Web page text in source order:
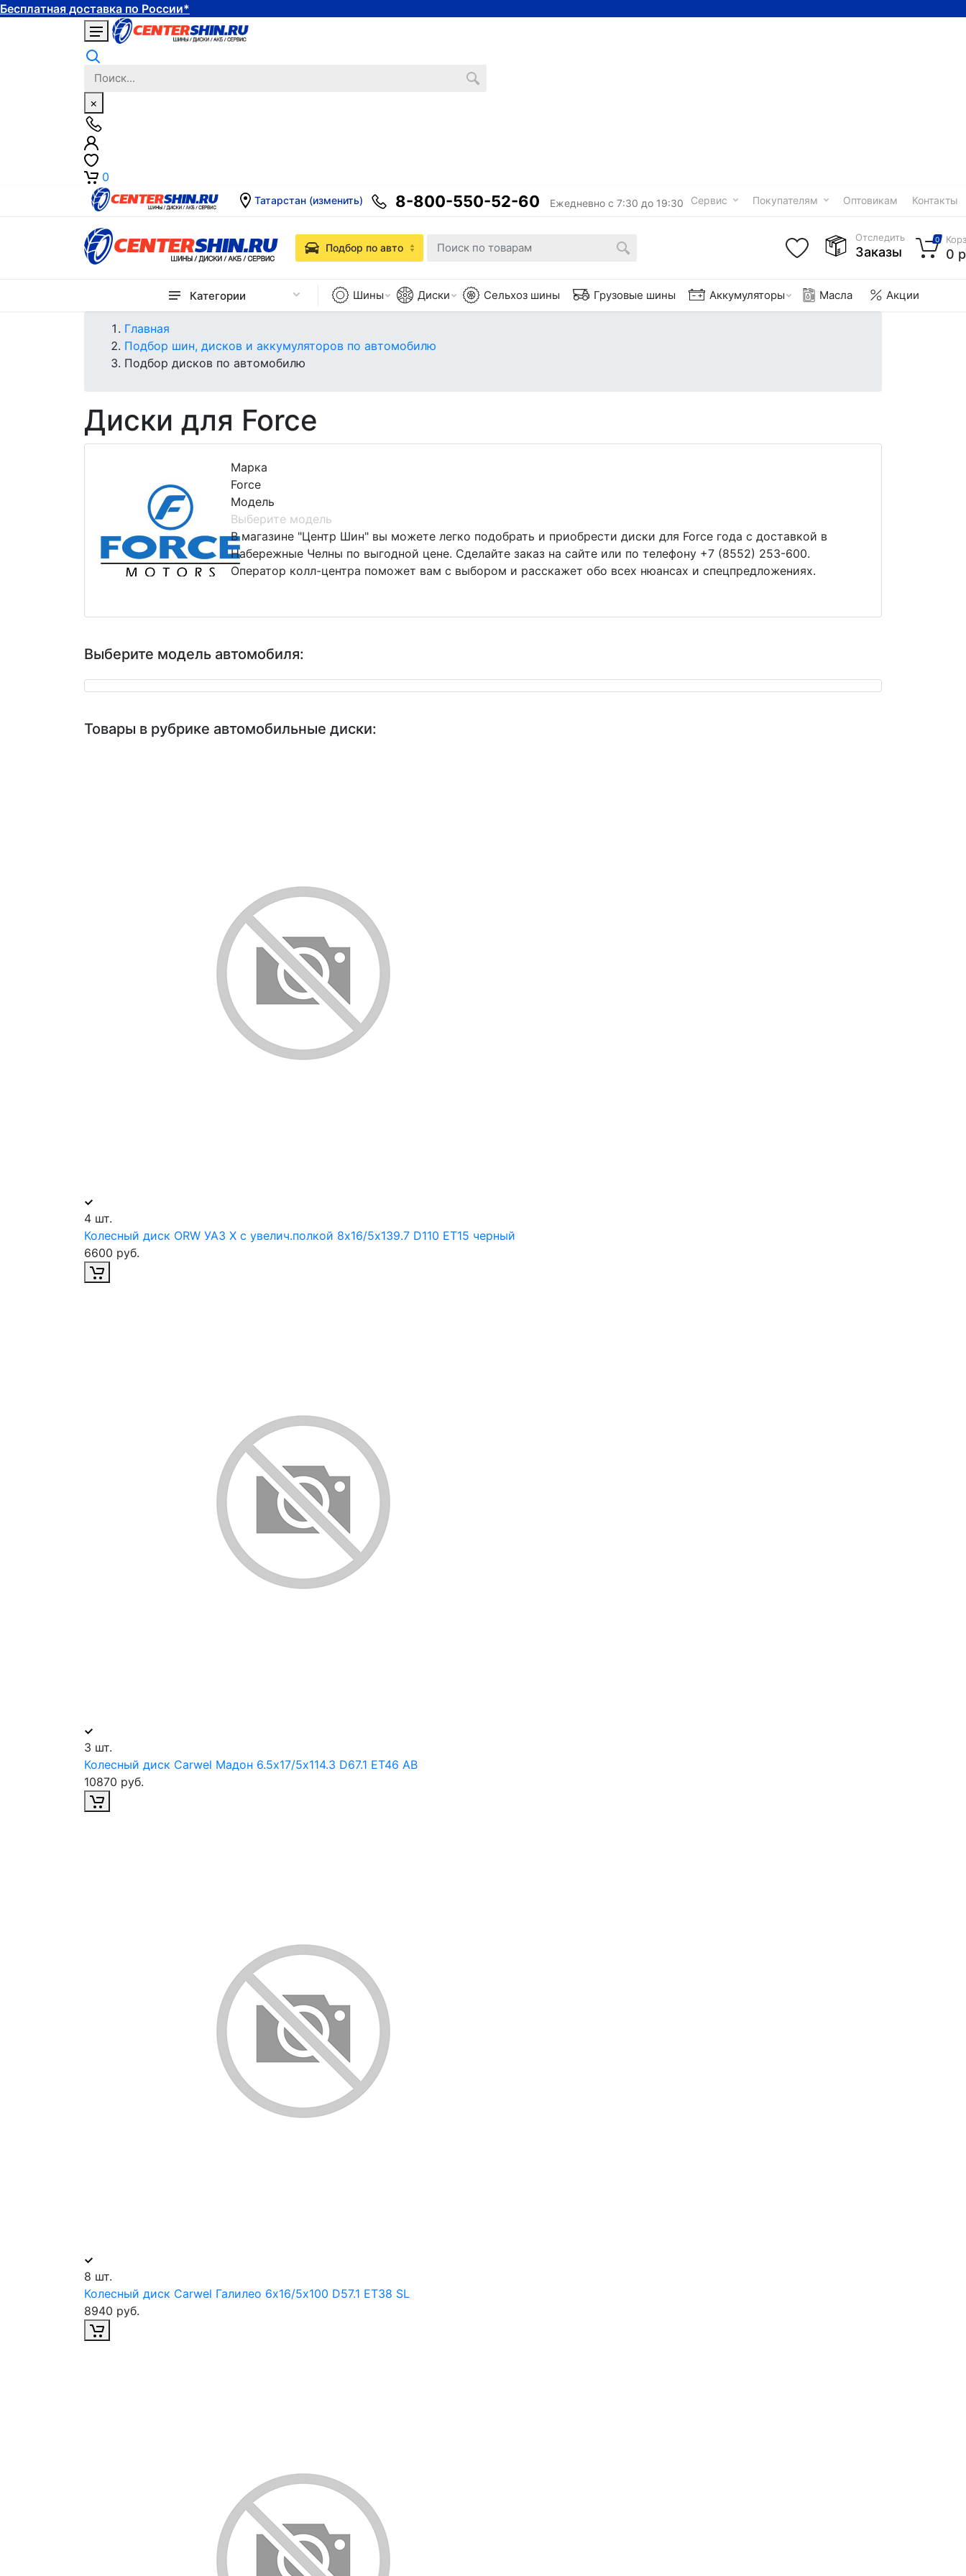
Бесплатная доставка по России*
×
0
Татарстан (изменить) 8-800-550-52-60 Ежедневно с 7:30 до 19:30 Сервис Покупателям Оптовикам Контакты
Категории Шины Диски Сельхоз шины Грузовые шины Аккумуляторы Масла Акции
Подбор по авто
Отследить
Заказы
0
0
Главная
Подбор шин, дисков и аккумуляторов по автомобилю
Подбор дисков по автомобилю
Диски для Force
Марка
Force
Модель
Выберите модель
В магазине "Центр Шин" вы можете легко подобрать и приобрести диски для Force года с доставкой в
Набережные Челны по выгодной цене. Сделайте заказ на сайте или по телефону +7 (8552) 253-600.
Оператор колл-центра поможет вам с выбором и расскажет обо всех нюансах и спецпредложениях.
Выберите модель автомобиля:
Товары в рубрике автомобильные диски:
4 шт.
Колесный диск ORW УАЗ Х с увелич.полкой 8х16/5х139.7 D110 ET15 черный
6600 руб.
3 шт.
Колесный диск Carwel Мадон 6.5х17/5х114.3 D67.1 ET46 AB
10870 руб.
8 шт.
Колесный диск Carwel Галилео 6х16/5х100 D57.1 ET38 SL
8940 руб.